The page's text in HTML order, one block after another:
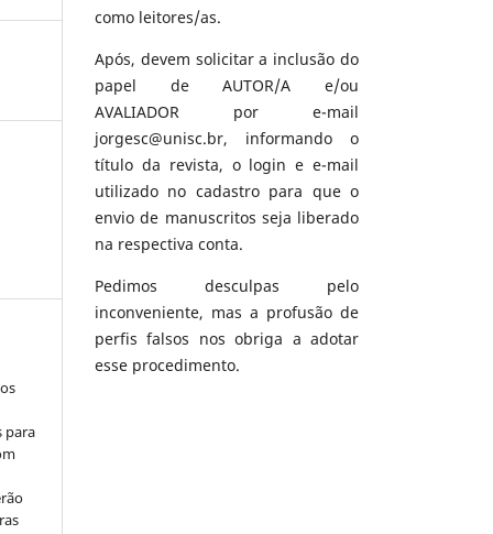
para
como leitores/as.
Após, devem solicitar a inclusão do
papel de AUTOR/A e/ou
AVALIADOR por e-mail
jorgesc@unisc.br, informando o
título da revista, o login e e-mail
utilizado no cadastro para que o
envio de manuscritos seja liberado
na respectiva conta.
Pedimos desculpas pelo
inconveniente, mas a profusão de
perfis falsos nos obriga a adotar
esse procedimento.